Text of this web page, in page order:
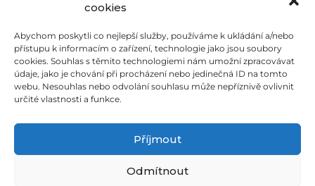
cookies
Abychom poskytli co nejlepší služby, používáme k ukládání a/nebo
přístupu k informacím o zařízení, technologie jako jsou soubory
cookies. Souhlas s těmito technologiemi nám umožní zpracovávat
údaje, jako je chování při procházení nebo jedinečná ID na tomto
webu. Nesouhlas nebo odvolání souhlasu může nepříznivě ovlivnit
určité vlastnosti a funkce.
Příjmout
Odmítnout
Zásady ochrany osobních údajů